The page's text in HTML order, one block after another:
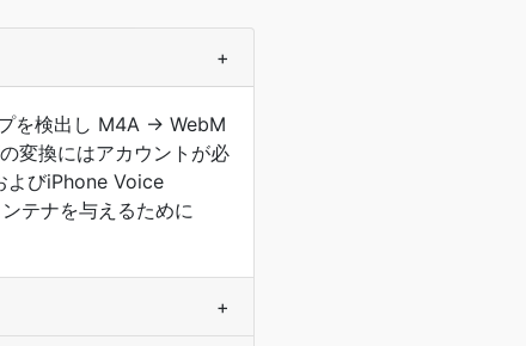
+
を検出し M4A → WebM
変換にはアカウントが必
よびiPhone Voice
テナを与えるために
+